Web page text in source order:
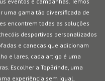
uma gama tão diversificada de
encontrem todas as soluções
desportivos personalizados
e canecas que adicionam
e lares, cada artigo é uma
Escolher a TopBrinde, uma
experiência sem igual,